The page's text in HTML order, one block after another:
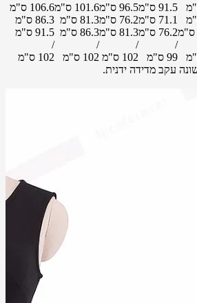
91.5 ס"מ 96.5 ס"מ 101.6 ס"מ
106.6 ס"מ
71.1 ס"מ 76.2 ס"מ 81.3 ס"מ
86.3 ס"מ
76.2 ס"מ 81.3 ס"מ 86.3 ס"מ
91.5 ס"מ
/
/
/
/
99 ס"מ 102 ס"מ 102 ס"מ
102 ס"מ